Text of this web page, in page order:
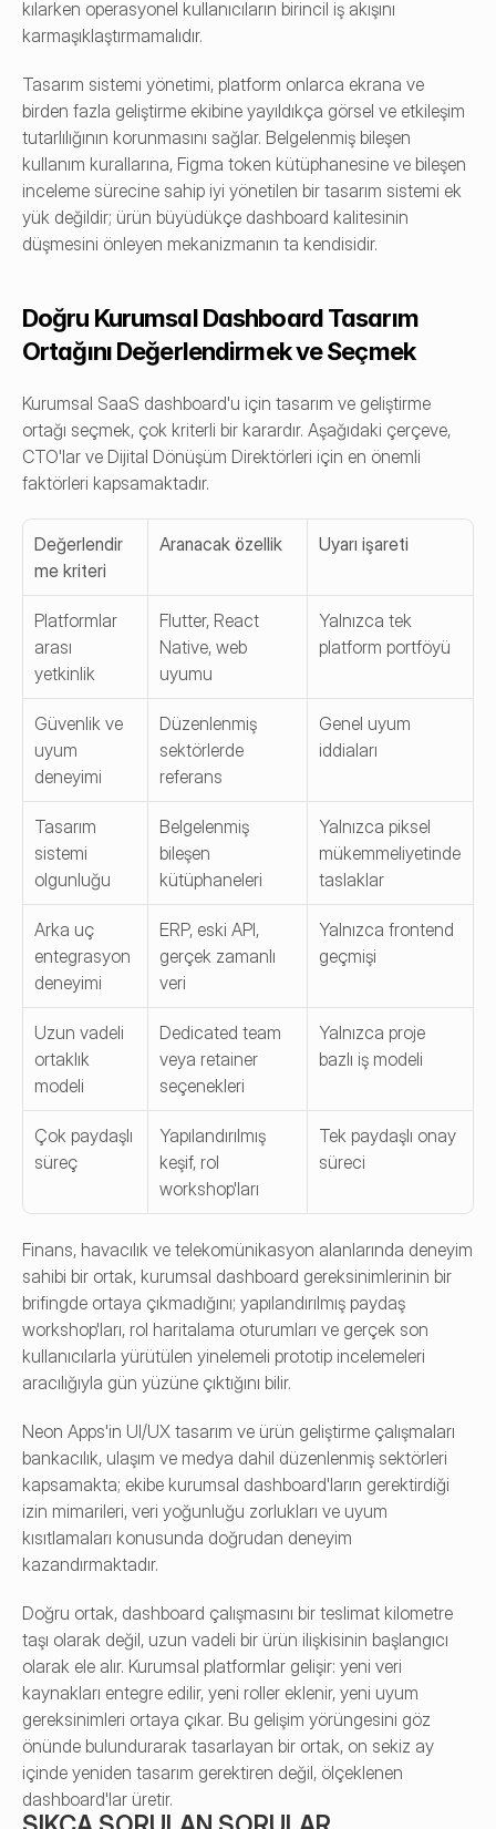
kılarken operasyonel kullanıcıların birincil iş akışını
karmaşıklaştırmamalıdır.
Tasarım sistemi yönetimi, platform onlarca ekrana ve
birden fazla geliştirme ekibine yayıldıkça görsel ve etkileşim
tutarlılığının korunmasını sağlar. Belgelenmiş bileşen
kullanım kurallarına, Figma token kütüphanesine ve bileşen
inceleme sürecine sahip iyi yönetilen bir tasarım sistemi ek
yük değildir; ürün büyüdükçe dashboard kalitesinin
düşmesini önleyen mekanizmanın ta kendisidir.
Doğru Kurumsal Dashboard Tasarım
Ortağını Değerlendirmek ve Seçmek
Kurumsal SaaS dashboard'u için tasarım ve geliştirme
ortağı seçmek, çok kriterli bir karardır. Aşağıdaki çerçeve,
CTO'lar ve Dijital Dönüşüm Direktörleri için en önemli
faktörleri kapsamaktadır.
Değerlendir
me kriteri
Aranacak özellik Uyarı işareti
Platformlar
arası
yetkinlik
Flutter, React
Native, web
uyumu
Yalnızca tek
platform portföyü
Güvenlik ve
uyum
deneyimi
Düzenlenmiş
sektörlerde
referans
Genel uyum
iddiaları
Tasarım
sistemi
olgunluğu
Belgelenmiş
bileşen
kütüphaneleri
Yalnızca piksel
mükemmeliyetinde
taslaklar
Arka uç
entegrasyon
deneyimi
ERP, eski API,
gerçek zamanlı
veri
Yalnızca frontend
geçmişi
Uzun vadeli
ortaklık
modeli
Dedicated team
veya retainer
seçenekleri
Yalnızca proje
bazlı iş modeli
Çok paydaşlı
süreç
Yapılandırılmış
keşif, rol
workshop'ları
Tek paydaşlı onay
süreci
Finans, havacılık ve telekomünikasyon alanlarında deneyim
sahibi bir ortak, kurumsal dashboard gereksinimlerinin bir
brifingde ortaya çıkmadığını; yapılandırılmış paydaş
workshop'ları, rol haritalama oturumları ve gerçek son
kullanıcılarla yürütülen yinelemeli prototip incelemeleri
aracılığıyla gün yüzüne çıktığını bilir.
Neon Apps'in UI/UX tasarım ve ürün geliştirme çalışmaları
bankacılık, ulaşım ve medya dahil düzenlenmiş sektörleri
kapsamakta; ekibe kurumsal dashboard'ların gerektirdiği
izin mimarileri, veri yoğunluğu zorlukları ve uyum
kısıtlamaları konusunda doğrudan deneyim
kazandırmaktadır.
Doğru ortak, dashboard çalışmasını bir teslimat kilometre
taşı olarak değil, uzun vadeli bir ürün ilişkisinin başlangıcı
olarak ele alır. Kurumsal platformlar gelişir: yeni veri
kaynakları entegre edilir, yeni roller eklenir, yeni uyum
gereksinimleri ortaya çıkar. Bu gelişim yörüngesini göz
önünde bulundurarak tasarlayan bir ortak, on sekiz ay
içinde yeniden tasarım gerektiren değil, ölçeklenen
dashboard'lar üretir.